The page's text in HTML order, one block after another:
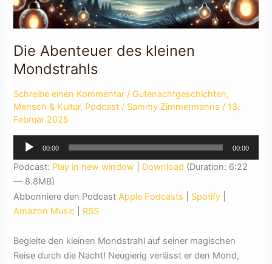
Die Abenteuer des kleinen
Mondstrahls
Schreibe einen Kommentar / Gutenachtgeschichten,
Mensch & Kultur, Podcast / Sammy Zimmermanns/ 13.
Februar 2025
Audio-
00:00 00:00
Podcast: Play in new window Download (Duration: 6:22
— 8.8MB)
Abbonniere den PodcastApple Podcasts Spotify
Amazon Music
RSS
Begleite den kleinen Mondstrahl auf seiner magischen
Reise durch die Nacht! Neugierig verlässt er den Mond,